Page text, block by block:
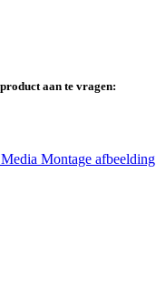
aan te vragen:
Media Montage afbeelding